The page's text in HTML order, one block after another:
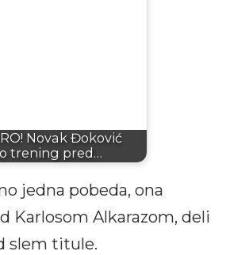
Novak Đoković
trening pred…
jedna pobeda, ona
Karlosom Alkarazom, deli
slem titule.